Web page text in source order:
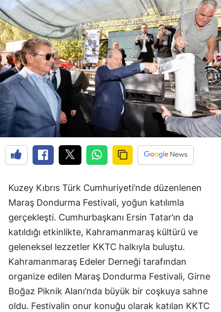
Kuzey Kıbrıs Türk Cumhuriyeti’nde düzenlenen
Maraş Dondurma Festivali, yoğun katılımla
gerçekleşti. Cumhurbaşkanı Ersin Tatar’ın da
katıldığı etkinlikte, Kahramanmaraş kültürü ve
geleneksel lezzetler KKTC halkıyla buluştu.
Kahramanmaraş Edeler Derneği tarafından
organize edilen Maraş Dondurma Festivali, Girne
Boğaz Piknik Alanı’nda büyük bir coşkuya sahne
oldu. Festivalin onur konuğu olarak katılan KKTC